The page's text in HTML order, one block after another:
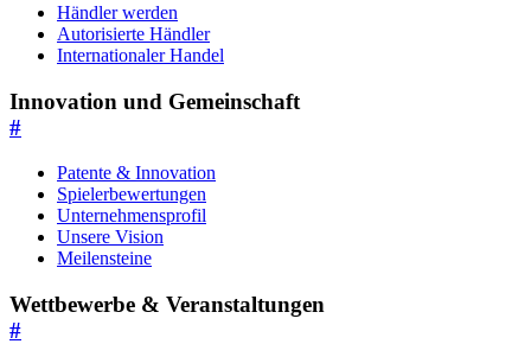
Händler werden
Autorisierte Händler
Internationaler Handel
Innovation und Gemeinschaft
#
Patente & Innovation
Spielerbewertungen
Unternehmensprofil
Unsere Vision
Meilensteine
Wettbewerbe & Veranstaltungen
#